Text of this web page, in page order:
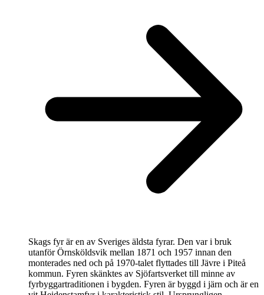
Skags fyr är en av Sveriges äldsta fyrar. Den var i bruk
utanför Örnsköldsvik mellan 1871 och 1957 innan den
monterades ned och på 1970-talet flyttades till Jävre i Piteå
kommun. Fyren skänktes av Sjöfartsverket till minne av
fyrbyggartraditionen i bygden. Fyren är byggd i järn och är en